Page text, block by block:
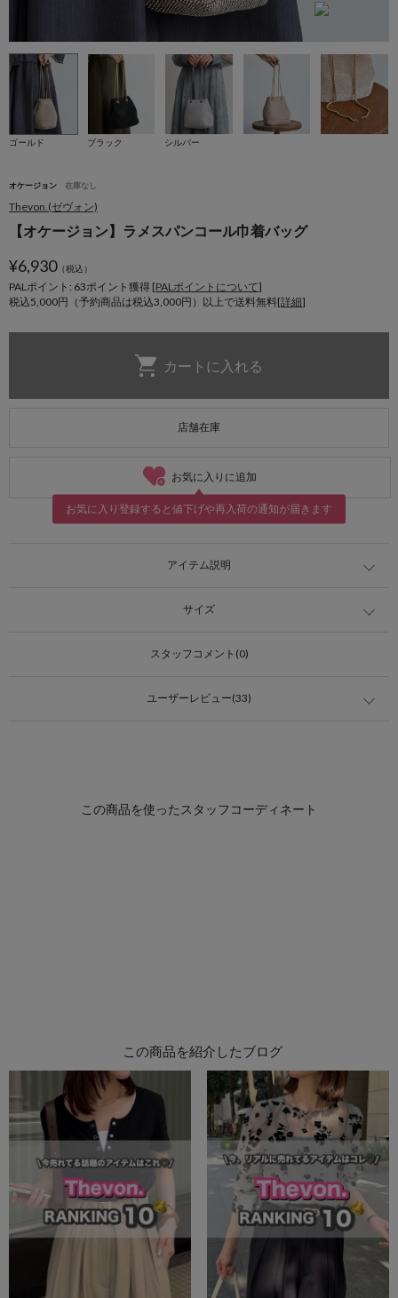
ゴールド ブラック シルバー
オケージョン 在庫なし
Thevon.(ゼヴォン)
【オケージョン】ラメスパンコール巾着バッグ
¥6,930（税込）
PALポイント: 63ポイント獲得 [PALポイントについて]
税込5,000円（予約商品は税込3,000円）以上で送料無料[詳細]
店舗在庫
お気に入りに追加
お気に入り登録すると値下げや再入荷の通知が届きます
アイテム説明
サイズ
スタッフコメント(0)
ユーザーレビュー(33)
この商品を紹介したブログ